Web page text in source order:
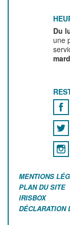
Du
une
MENTIONS
PLAN DU SITE
IRISBOX
DÉCLARATION